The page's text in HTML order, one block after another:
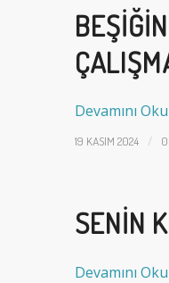
Devamını Oku
19 KASIM 2024 /
SENIN
Devamını Oku